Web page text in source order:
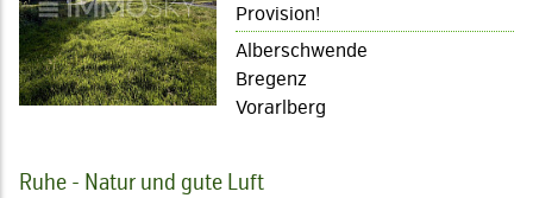
Provision!
Alberschwende
Bregenz
Vorarlberg
Ruhe - Natur und gute Luft